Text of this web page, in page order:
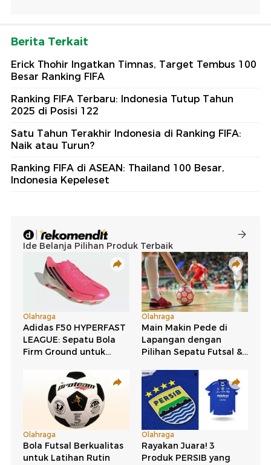
Berita Terkait
Erick Thohir Ingatkan Timnas, Target Tembus 100
Besar Ranking FIFA
Ranking FIFA Terbaru: Indonesia Tutup Tahun
2025 di Posisi 122
Satu Tahun Terakhir Indonesia di Ranking FIFA:
Naik atau Turun?
Ranking FIFA di ASEAN: Thailand 100 Besar,
Indonesia Kepeleset